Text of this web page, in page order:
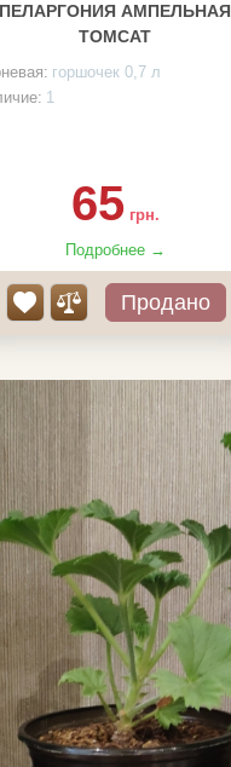
ПЕЛАРГОНИЯ АМПЕЛЬНАЯ
TOMCAT
горшочек 0,7 л
1
65 грн.
Подробнее →
Продано